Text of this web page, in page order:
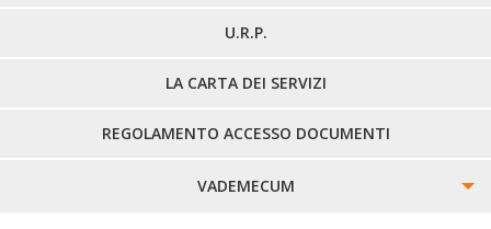
U.R.P.
LA CARTA DEI SERVIZI
REGOLAMENTO ACCESSO DOCUMENTI
VADEMECUM